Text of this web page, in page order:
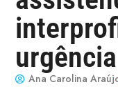
Ana Carolina